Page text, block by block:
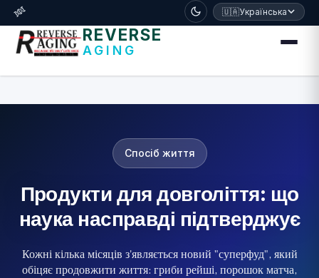
דלג לתוכן הראשי
🧬 🇺🇦Українська
REVERSE
AGING
Спосіб життя
Продукти для довголіття: що
наука насправді підтверджує
Кожні кілька місяців з'являється новий "суперфуд", який
обіцяє продовжити життя: гриби рейші, порошок матча,